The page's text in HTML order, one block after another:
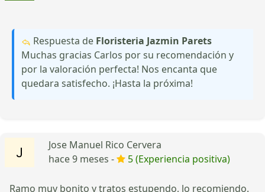
Respuesta de Floristeria Jazmin Parets
Muchas gracias Carlos por su recomendación y
por la valoración perfecta! Nos encanta que
quedara satisfecho. ¡Hasta la próxima!
Jose Manuel Rico Cervera
hace 9 meses -
5 (Experiencia positiva)
Ramo muy bonito y tratos estupendo, lo recomiendo.